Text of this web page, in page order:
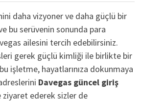
daha vizyoner ve daha güçlü bir
bu serüvenin sonunda para
ailesini tercih edebilirsiniz.
gerek güçlü kimliği ile birlikte bir
işletme, hayatlarınıza dokunmaya
Davegas güncel giriş
ziyaret ederek sizler de